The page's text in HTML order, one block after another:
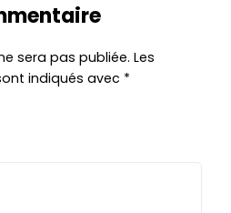
sera pas publiée. Les
indiqués avec *